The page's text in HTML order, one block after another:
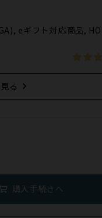
eギフト対応商品,
る
購入手続きへ